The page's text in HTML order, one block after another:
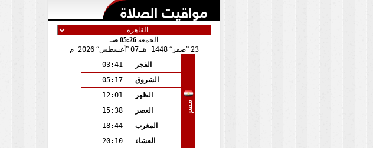
مواقيت الصلاة
الجمعة 05:26 صـ
23
صفر 1448 هـ 07 أغسطس 2026 م
مصر
الفجر
03:41
الشروق
05:17
الظهر
12:01
العصر
15:38
المغرب
18:44
العشاء
20:10